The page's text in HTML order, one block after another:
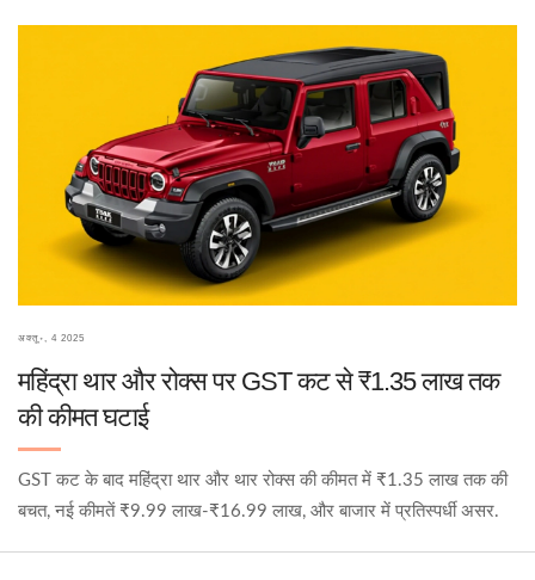
अक्तू॰, 4 2025
महिंद्रा थार और रोक्स पर GST कट से ₹1.35 लाख तक
की कीमत घटाई
GST कट के बाद महिंद्रा थार और थार रोक्स की कीमत में ₹1.35 लाख तक की
बचत, नई कीमतें ₹9.99 लाख‑₹16.99 लाख, और बाजार में प्रतिस्पर्धी असर.